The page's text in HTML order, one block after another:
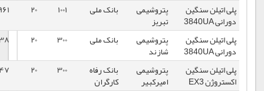
پتروشیمی
تبریز
بانک ملی 1001
20
1399/03/13
پتروشیمی
شازند
بانک ملی 300
20
100138
1399/02/30
پتروشیمی
امیرکبیر
بانک رفاه
کارگران
300
20
116547
1399/03/13